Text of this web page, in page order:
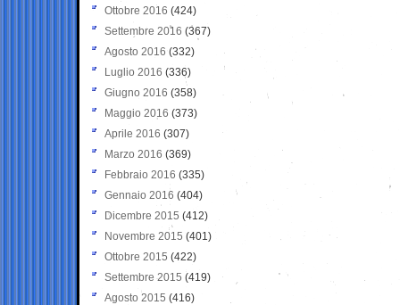
Ottobre 2016 (424)
Settembre 2016 (367)
Agosto 2016 (332)
Luglio 2016 (336)
Giugno 2016 (358)
Maggio 2016 (373)
Aprile 2016 (307)
Marzo 2016 (369)
Febbraio 2016 (335)
Gennaio 2016 (404)
Dicembre 2015 (412)
Novembre 2015 (401)
Ottobre 2015 (422)
Settembre 2015 (419)
Agosto 2015 (416)